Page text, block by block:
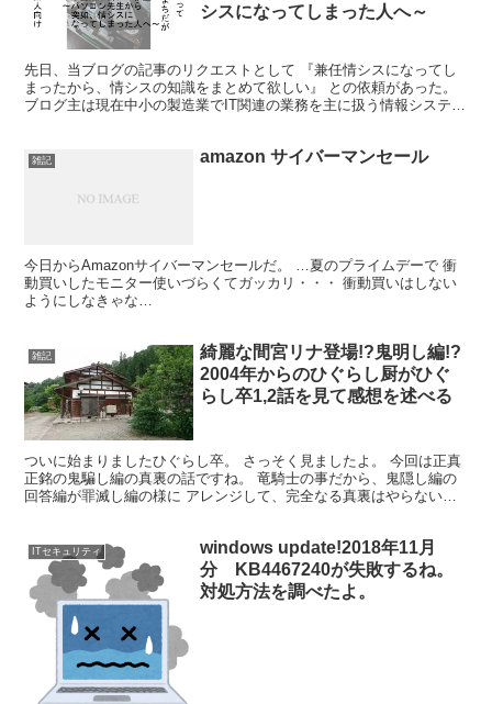
シスになってしまった人へ～
先日、当ブログの記事のリクエストとして 『兼任情シスになってし
まったから、情シスの知識をまとめて欲しい』 との依頼があった。
ブログ主は現在中小の製造業でIT関連の業務を主に扱う情報システム
雑記 amazon サイバーマンセール
今日からAmazonサイバーマンセールだ。 …夏のプライムデーで 衝
動買いしたモニター使いづらくてガッカリ・・・ 衝動買いはしない
ようにしなきゃな…
雑記
綺麗な間宮リナ登場!?鬼明し編!?
2004年からのひぐらし厨がひぐ
らし卒1,2話を見て感想を述べる
ついに始まりましたひぐらし卒。 さっそく見ましたよ。 今回は正真
正銘の鬼騙し編の真裏の話ですね。 竜騎士の事だから、鬼隠し編の
回答編が罪滅し編の様に アレンジして、完全なる真裏はやらないん
ITセキュリティ
windows update!2018年11月
分 KB4467240が失敗するね。
対処方法を調べたよ。